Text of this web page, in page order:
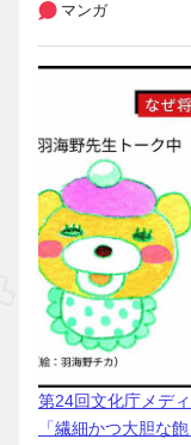
マンガ
第24回文化庁メデ
「繊細かつ大胆な